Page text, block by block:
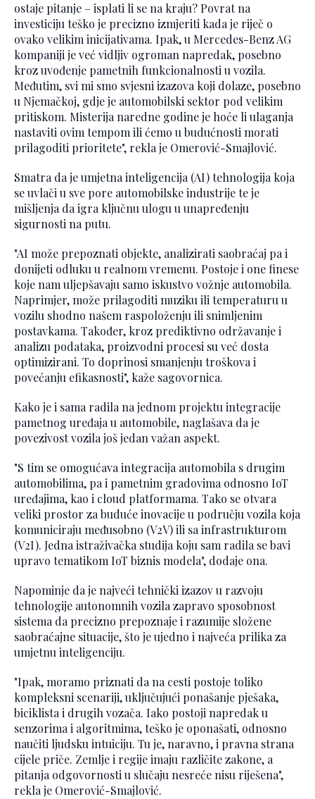
ostaje pitanje – isplati li se na kraju? Povrat na
investiciju teško je precizno izmjeriti kada je riječ o
ovako velikim inicijativama. Ipak, u Mercedes-Benz AG
kompaniji je već vidljiv ogroman napredak, posebno
kroz uvođenje pametnih funkcionalnosti u vozila.
Međutim, svi mi smo svjesni izazova koji dolaze, posebno
u Njemačkoj, gdje je automobilski sektor pod velikim
pritiskom. Misterija naredne godine je hoće li ulaganja
nastaviti ovim tempom ili ćemo u budućnosti morati
prilagoditi prioritete", rekla je Omerović-Smajlović.
Smatra da je umjetna inteligencija (AI) tehnologija koja
se uvlači u sve pore automobilske industrije te je
mišljenja da igra ključnu ulogu u unapređenju
sigurnosti na putu.
"AI može prepoznati objekte, analizirati saobraćaj pa i
donijeti odluku u realnom vremenu. Postoje i one finese
koje nam uljepšavaju samo iskustvo vožnje automobila.
Naprimjer, može prilagoditi muziku ili temperaturu u
vozilu shodno našem raspoloženju ili snimljenim
postavkama. Također, kroz prediktivno održavanje i
analizu podataka, proizvodni procesi su već dosta
optimizirani. To doprinosi smanjenju troškova i
povećanju efikasnosti", kaže sagovornica.
Kako je i sama radila na jednom projektu integracije
pametnog uređaja u automobile, naglašava da je
povezivost vozila još jedan važan aspekt.
"S tim se omogućava integracija automobila s drugim
automobilima, pa i pametnim gradovima odnosno IoT
uređajima, kao i cloud platformama. Tako se otvara
veliki prostor za buduće inovacije u području vozila koja
komuniciraju međusobno (V2V) ili sa infrastrukturom
(V2I). Jedna istraživačka studija koju sam radila se bavi
upravo tematikom IoT biznis modela", dodaje ona.
Napominje da je najveći tehnički izazov u razvoju
tehnologije autonomnih vozila zapravo sposobnost
sistema da precizno prepoznaje i razumije složene
saobraćajne situacije, što je ujedno i najveća prilika za
umjetnu inteligenciju.
"Ipak, moramo priznati da na cesti postoje toliko
kompleksni scenariji, uključujući ponašanje pješaka,
biciklista i drugih vozača. Iako postoji napredak u
senzorima i algoritmima, teško je oponašati, odnosno
naučiti ljudsku intuiciju. Tu je, naravno, i pravna strana
cijele priče. Zemlje i regije imaju različite zakone, a
pitanja odgovornosti u slučaju nesreće nisu riješena",
rekla je Omerović-Smajlović.